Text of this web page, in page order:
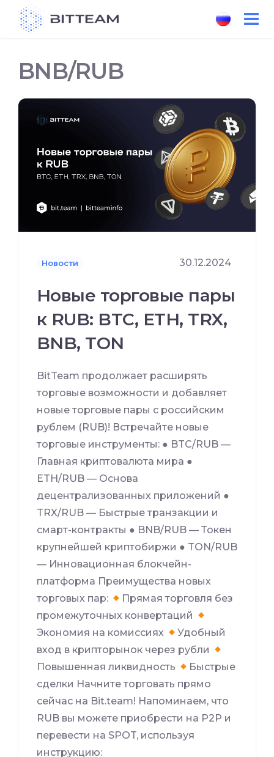
BNB/RUB
Новости 30.12.2024
Новые торговые пары
к RUB: BTC, ETH, TRX,
BNB, TON
BitTeam продолжает расширять
торговые возможности и добавляет
новые торговые пары с российским
рублем (RUB)! Встречайте новые
торговые инструменты: ● BTC/RUB —
Главная криптовалюта мира ●
ETH/RUB — Основа
децентрализованных приложений ●
TRX/RUB — Быстрые транзакции и
смарт-контракты ● BNB/RUB — Токен
крупнейшей криптобиржи ● TON/RUB
— Инновационная блокчейн-
платформа Преимущества новых
торговых пар:
Прямая торговля без
промежуточных конвертаций
Экономия на комиссиях
Удобный
вход в крипторынок через рубли
Повышенная ликвидность
Быстрые
сделки Начните торговать прямо
сейчас на Bit.team! Напоминаем, что
RUB вы можете приобрести на P2P и
перевести на SPOT, используя
инструкцию: